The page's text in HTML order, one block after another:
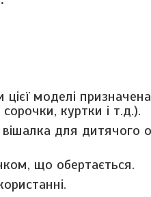
цієї моделі
куртки і т.д.).
вішалка для
що обертається.